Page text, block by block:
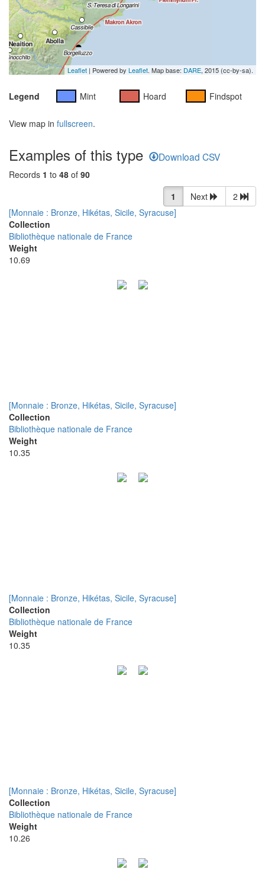
Leaflet | Powered by Leaflet. Map base: DARE, 2015 (cc-by-sa).
Legend Mint Hoard Findspot
View map in fullscreen.
Examples of this type Download CSV
Records 1 to 48 of 90
1
Next
2
[Monnaie : Bronze, Hikétas, Sicile, Syracuse]
Collection
Bibliothèque nationale de France
Weight
10.69
[Monnaie : Bronze, Hikétas, Sicile, Syracuse]
Collection
Bibliothèque nationale de France
Weight
10.35
[Monnaie : Bronze, Hikétas, Sicile, Syracuse]
Collection
Bibliothèque nationale de France
Weight
10.35
[Monnaie : Bronze, Hikétas, Sicile, Syracuse]
Collection
Bibliothèque nationale de France
Weight
10.26